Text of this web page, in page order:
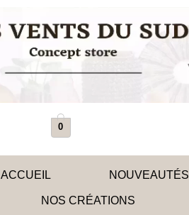
0
ACCUEIL NOUVEAUTÉS
NOS CRÉATIONS